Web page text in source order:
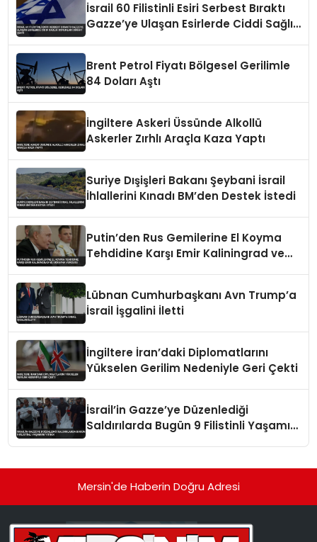
İsrail 60 Filistinli Esiri Serbest Bıraktı
Gazze’ye Ulaşan Esirlerde Ciddi Sağlık
Brent Petrol Fiyatı Bölgesel Gerilimle
84 Doları Aştı
İngiltere Askeri Üssünde Alkollü
Askerler Zırhlı Araçla Kaza Yaptı
Suriye Dışişleri Bakanı Şeybani İsrail
İhlallerini Kınadı BM’den Destek İstedi
Putin’den Rus Gemilerine El Koyma
Tehdidine Karşı Emir Kaliningrad ve
Lübnan Cumhurbaşkanı Avn Trump’a
İsrail İşgalini İletti
İngiltere İran’daki Diplomatlarını
Yükselen Gerilim Nedeniyle Geri Çekti
İsrail’in Gazze’ye Düzenlediği
Saldırılarda Bugün 9 Filistinli Yaşamını
Mersin'de Haberin Doğru Adresi